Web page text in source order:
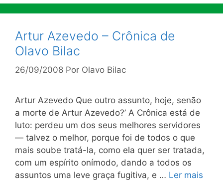
Artur Azevedo – Crônica de
Olavo Bilac
26/09/2008 Por Olavo Bilac
Artur Azevedo Que outro assunto, hoje, senão
a morte de Artur Aze­vedo?’ A Crônica está de
luto: perdeu um dos seus melhores servidores
— talvez o melhor, porque foi de todos o que
mais soube tratá-la, como ela quer ser tratada,
com um espírito onímodo, dando a todos os
assuntos uma leve graça fugitiva, e … Ler mais